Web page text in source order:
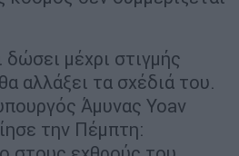
δώσει μέχρι στιγμής
αλλάξει τα σχέδιά του.
Άμυνας Yoav
την Πέμπτη: